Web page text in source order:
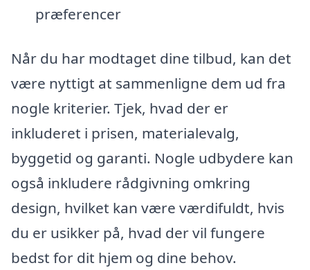
præferencer
Når du har modtaget dine tilbud, kan det
være nyttigt at sammenligne dem ud fra
nogle kriterier. Tjek, hvad der er
inkluderet i prisen, materialevalg,
byggetid og garanti. Nogle udbydere kan
også inkludere rådgivning omkring
design, hvilket kan være værdifuldt, hvis
du er usikker på, hvad der vil fungere
bedst for dit hjem og dine behov.